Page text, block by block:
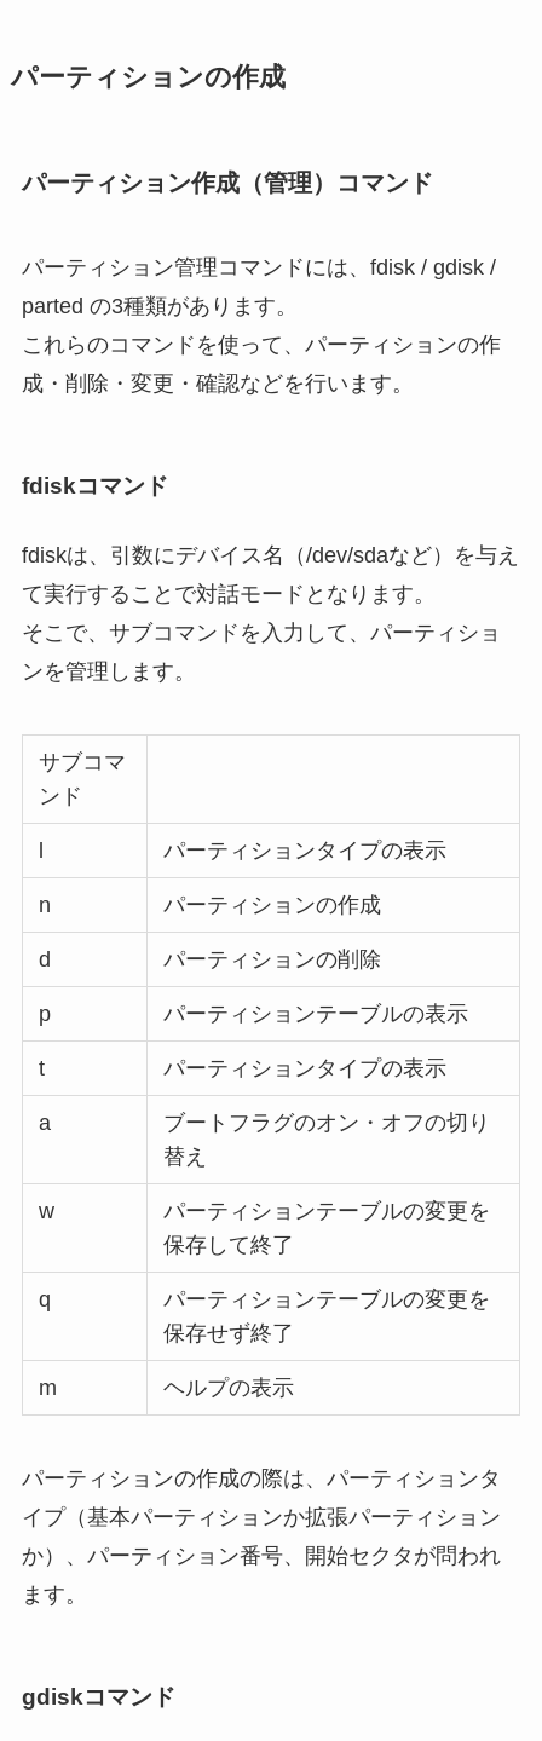
パーティションの作成
パーティション作成（管理）コマンド
パーティション管理コマンドには、fdisk / gdisk /
parted の3種類があります。
これらのコマンドを使って、パーティションの作
成・削除・変更・確認などを行います。
fdiskコマンド
fdiskは、引数にデバイス名（/dev/sdaなど）を与え
て実行することで対話モードとなります。
そこで、サブコマンドを入力して、パーティショ
ンを管理します。
サブコマ
ンド
パーティションタイプの表示
n パーティションの作成
d パーティションの削除
p パーティションテーブルの表示
t パーティションタイプの表示
a
ブートフラグのオン・オフの切り
替え
w
パーティションテーブルの変更を
保存して終了
q
パーティションテーブルの変更を
保存せず終了
m ヘルプの表示
パーティションの作成の際は、パーティションタ
イプ（基本パーティションか拡張パーティション
か）、パーティション番号、開始セクタが問われ
ます。
gdiskコマンド